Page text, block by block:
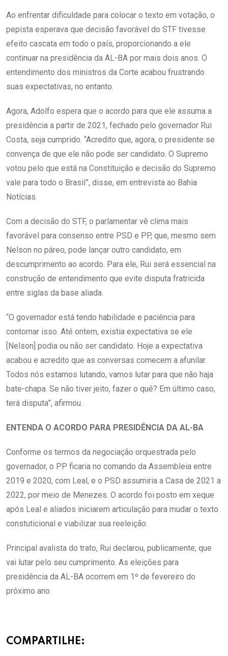
Ao enfrentar dificuldade para colocar o texto em votação, o
pepista esperava que decisão favorável do STF tivesse
efeito cascata em todo o país, proporcionando a ele
continuar na presidência da AL-BA por mais dois anos. O
entendimento dos ministros da Corte acabou frustrando
suas expectativas, no entanto.
Agora, Adolfo espera que o acordo para que ele assuma a
presidência a partir de 2021, fechado pelo governador Rui
Costa, seja cumprido. “Acredito que, agora, o presidente se
convença de que ele não pode ser candidato. O Supremo
votou pelo que está na Constituição e decisão do Supremo
vale para todo o Brasil”, disse, em entrevista ao Bahia
Notícias.
Com a decisão do STF, o parlamentar vê clima mais
favorável para consenso entre PSD e PP, que, mesmo sem
Nelson no páreo, pode lançar outro candidato, em
descumprimento ao acordo. Para ele, Rui será essencial na
construção de entendimento que evite disputa fratricida
entre siglas da base aliada.
“O governador está tendo habilidade e paciência para
contornar isso. Até ontem, existia expectativa se ele
[Nelson] podia ou não ser candidato. Hoje a expectativa
acabou e acredito que as conversas comecem a afunilar.
Todos nós estamos lutando, vamos lutar para que não haja
bate-chapa. Se não tiver jeito, fazer o quê? Em último caso,
terá disputa”, afirmou.
ENTENDA O ACORDO PARA PRESIDÊNCIA DA AL-BA
Conforme os termos da negociação orquestrada pelo
governador, o PP ficaria no comando da Assembleia entre
2019 e 2020, com Leal, e o PSD assumiria a Casa de 2021 a
2022, por meio de Menezes. O acordo foi posto em xeque
após Leal e aliados iniciarem articulação para mudar o texto
constuticional e viabilizar sua reeleição.
Principal avalista do trato, Rui declarou, publicamente, que
vai lutar pelo seu cumprimento. As eleições para
presidência da AL-BA ocorrem em 1º de fevereiro do
próximo ano.
COMPARTILHE: